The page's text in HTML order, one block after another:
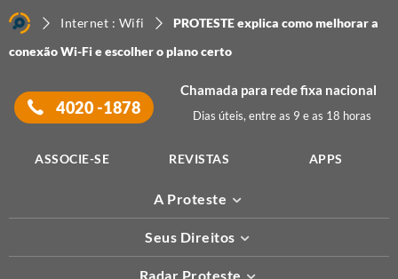
Internet : Wifi
PROTESTE explica como melhorar a
conexão Wi-Fi e escolher o plano certo
4020 -1878
Chamada para rede fixa nacional
Dias úteis, entre as 9 e as 18 horas
ASSOCIE-SE REVISTAS APPS
A Proteste
Seus Direitos
Radar Proteste